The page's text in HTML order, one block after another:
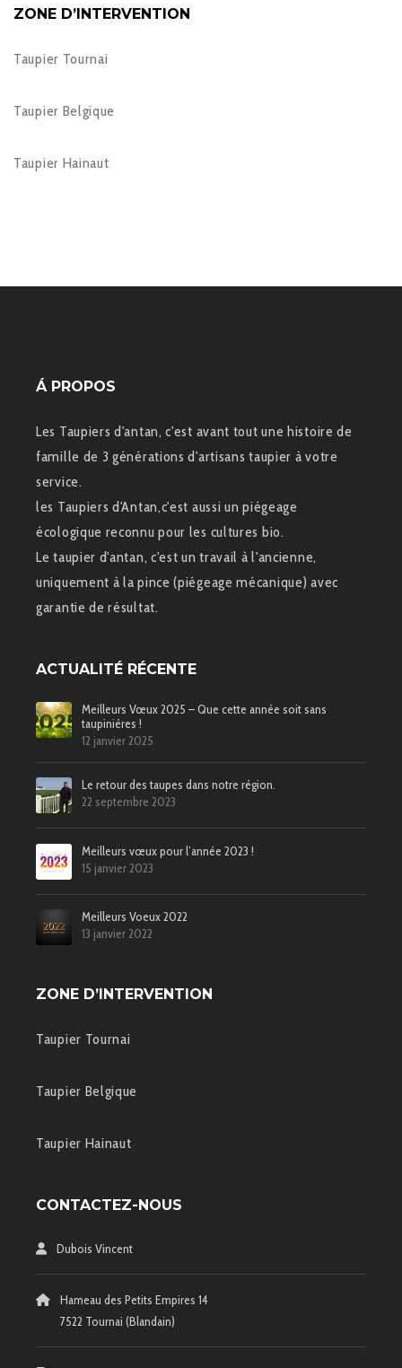
ZONE D’INTERVENTION
Taupier Tournai
Taupier Belgique
Taupier Hainaut
Á PROPOS
Les Taupiers d'antan, c'est avant tout une histoire de
famille de 3 générations d'artisans taupier à votre
service.
les Taupiers d'Antan,c'est aussi un piégeage
écologique reconnu pour les cultures bio.
Le taupier d'antan, c'est un travail à l'ancienne,
uniquement à la pince (piégeage mécanique) avec
garantie de résultat.
ACTUALITÉ RÉCENTE
Meilleurs Vœux 2025 – Que cette année soit sans
taupinières !
12 janvier 2025
Le retour des taupes dans notre région.
22 septembre 2023
Meilleurs vœux pour l’année 2023 !
15 janvier 2023
Meilleurs Voeux 2022
13 janvier 2022
ZONE D’INTERVENTION
Taupier Tournai
Taupier Belgique
Taupier Hainaut
CONTACTEZ-NOUS
Dubois Vincent
Hameau des Petits Empires 14
7522 Tournai (Blandain)